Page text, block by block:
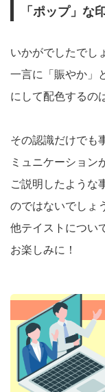
「ポップ」な
いかがでしたでし
一言に「賑やか」
にして配色するの
その認識だけでも
ミュニケーション
ご説明したような
のではないでしょ
他テイストについ
お楽しみに！